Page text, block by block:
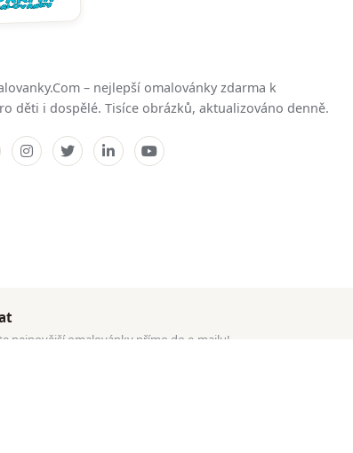
– nejlepší omalovánky zdarma k
děti i dospělé. Tisíce obrázků, aktualizováno denně.
nejnovější omalovánky přímo do e-mailu!